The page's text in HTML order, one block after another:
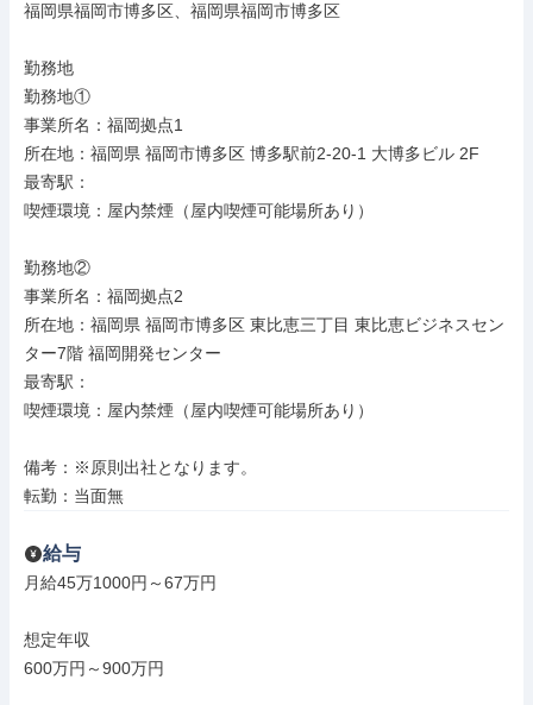
福岡県福岡市博多区、福岡県福岡市博多区
勤務地
勤務地①
事業所名：福岡拠点1
所在地：福岡県 福岡市博多区 博多駅前2-20-1 大博多ビル 2F
最寄駅：
喫煙環境：屋内禁煙（屋内喫煙可能場所あり）
勤務地②
事業所名：福岡拠点2
所在地：福岡県 福岡市博多区 東比恵三丁目 東比恵ビジネスセン
ター7階 福岡開発センター
最寄駅：
喫煙環境：屋内禁煙（屋内喫煙可能場所あり）
備考：※原則出社となります。
転勤：当面無
給与
月給45万1000円～67万円
想定年収
600万円～900万円